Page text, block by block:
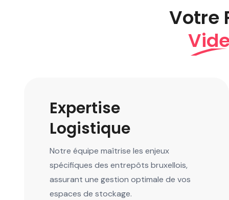
Votre
Expertise
Logistique
Notre équipe maîtrise les enjeux
spécifiques des entrepôts bruxellois,
assurant une gestion optimale de vos
espaces de stockage.